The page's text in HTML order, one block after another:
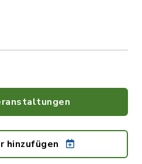
hinzufügen